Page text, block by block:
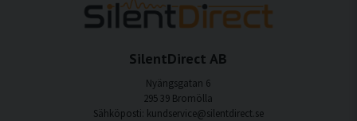
SilentDirect AB
Nyängsgatan 6
295 39 Bromölla
Sähköposti: kundservice@silentdirect.se